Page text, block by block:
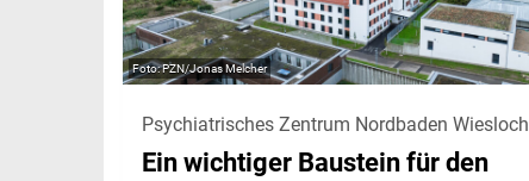
PZN/Jonas Melcher
Psychiatrisches Zentrum Nordbaden Wiesloch
Ein wichtiger Baustein für den